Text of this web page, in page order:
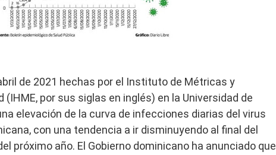
de 2021 hechas por el Instituto de Métricas y
(IHME, por sus siglas en inglés) en la Universidad de
elevación de la curva de infecciones diarias del virus
con una tendencia a ir disminuyendo al final del
próximo año. El Gobierno dominicano ha anunciado que